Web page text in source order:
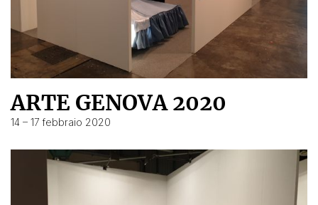
ARTE GENOVA 2020
14 – 17 febbraio 2020